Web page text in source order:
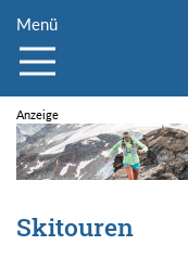
Menü
Skitouren